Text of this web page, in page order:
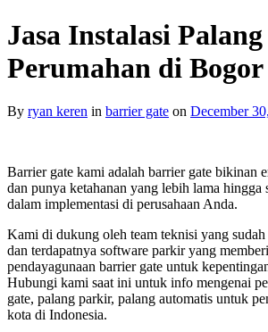
Jasa Instalasi
Perumahan di Bogor
By ryan keren in barrier gate on December
Barrier gate kami adalah barrier gate bikinan
dan punya ketahanan yang lebih lama hingga
dalam implementasi di perusahaan Anda.
Kami di dukung oleh team teknisi yang
dan terdapatnya software parkir yang
pendayagunaan barrier gate untuk
Hubungi kami saat ini untuk info mengenai
gate, palang parkir, palang automatis untuk
kota di Indonesia.